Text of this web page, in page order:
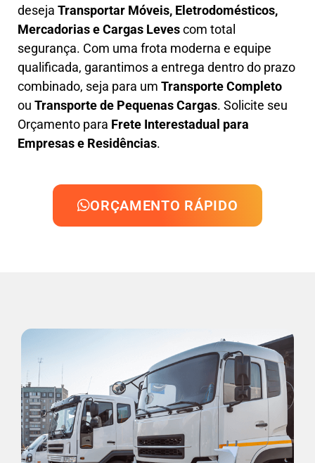
deseja Transportar Móveis, Eletrodomésticos,
Mercadorias e Cargas Levescom total
segurança. Com uma frota moderna e equipe
qualificada, garantimos a entrega dentro do prazo
combinado, seja para um Transporte Completo
ou Transporte de Pequenas Cargas. Solicite seu
Orçamento para Frete Interestadual para
Empresas e Residências.
ORÇAMENTO RÁPIDO